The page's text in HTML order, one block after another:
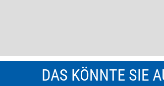
DAS KÖNNTE SIE